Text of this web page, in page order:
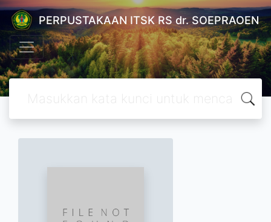
PERPUSTAKAAN ITSK RS dr. SOEPRAOEN